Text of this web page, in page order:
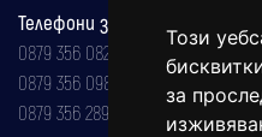
Този
за
Телефони за реклама и
0879 356 082
0879 356 098
0879 356 289